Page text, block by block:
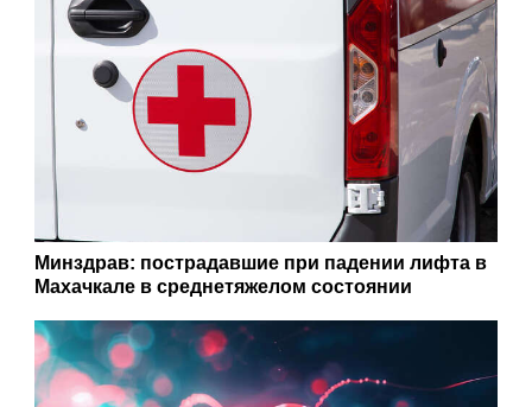
Минздрав: пострадавшие при падении лифта в
Махачкале в среднетяжелом состоянии